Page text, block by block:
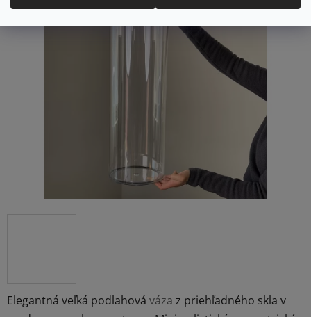
Elegantná veľká podlahová váza z priehľadného skla v
je